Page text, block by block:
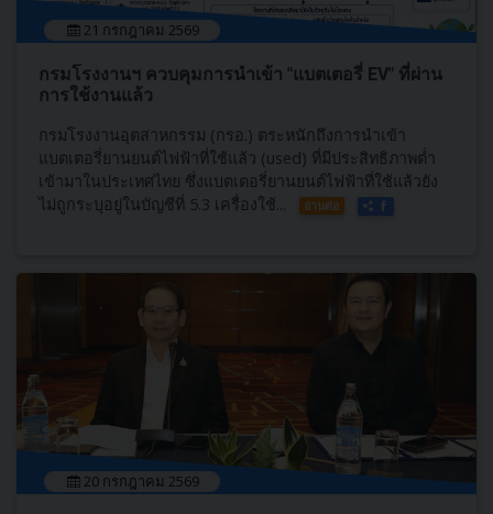
21 กรกฎาคม 2569
กรมโรงงานฯ ควบคุมการนำเข้า "แบตเตอรี่ EV" ที่ผ่าน
การใช้งานแล้ว
กรมโรงงานอุตสาหกรรม (กรอ.) ตระหนักถึงการนำเข้า
แบตเตอรี่ยานยนต์ไฟฟ้าที่ใช้แล้ว (used) ที่มีประสิทธิภาพต่ำ
เข้ามาในประเทศไทย ซึ่งแบตเตอรี่ยานยนต์ไฟฟ้าที่ใช้แล้วยัง
ไม่ถูกระบุอยู่ในบัญชีที่ 5.3 เครื่องใช้...
อ่านต่อ
20 กรกฎาคม 2569